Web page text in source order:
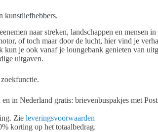
kunstliefhebbers.
naar streken, landschappen en mensen
of toch maar door de lucht, hier vind je
je ook vanaf je loungebank genieten van
uitgaven.
in Nederland gratis: brievenbuspakjes met
Zie leveringsvoorwaarden
korting op het totaalbedrag.